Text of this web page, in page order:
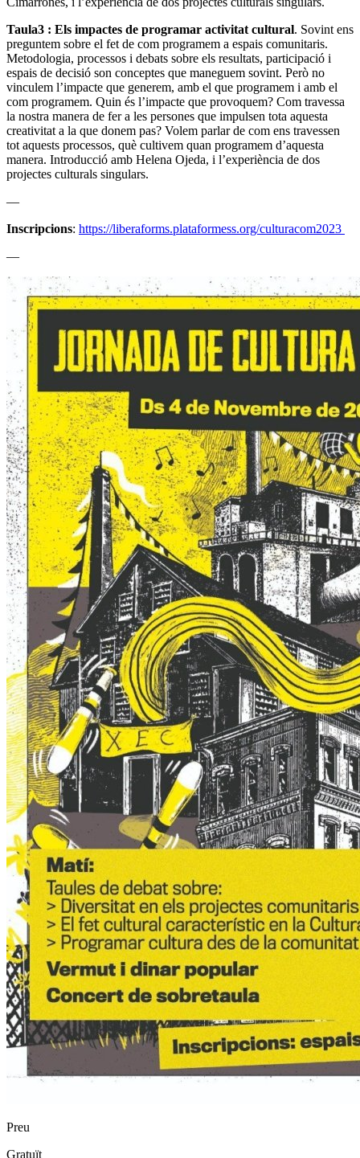
Taula3 : Els impactes de programar activitat cultural. Sovint ens
preguntem sobre el fet de com programem a espais comunitaris.
Metodologia, processos i debats sobre els resultats, participació i
espais de decisió son conceptes que maneguem sovint. Però no
vinculem l’impacte que generem, amb el que programem i amb el
com programem. Quin és l’impacte que provoquem? Com travessa
la nostra manera de fer a les persones que impulsen tota aquesta
creativitat a la que donem pas? Volem parlar de com ens travessen
tot aquests processos, què cultivem quan programem d’aquesta
manera. Introducció amb Helena Ojeda, i l’experiència de dos
projectes culturals singulars.
—
Inscripcions: https://liberaforms.plataformess.org/culturacom2023
—
Preu
Gratuït